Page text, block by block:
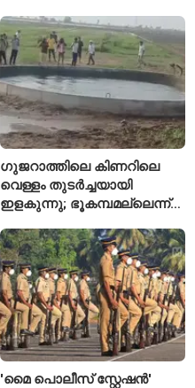
ഗുജറാത്തിലെ കിണറിലെ
വെള്ളം തുടർച്ചയായി
ഇളകുന്നു; ഭൂകമ്പമല്ലെന്ന്
'മൈ പൊലീസ് സ്റ്റേഷൻ'